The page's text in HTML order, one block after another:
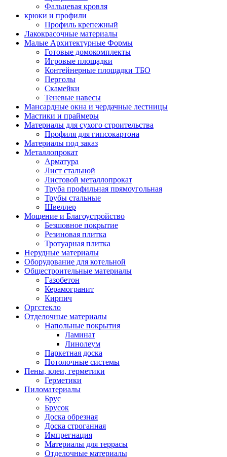
Фальцевая кровля
крюки и профили
Профиль крепежный
Лакокрасочные материалы
Малые Архитектурные Формы
Готовые домокомплекты
Игровые площадки
Контейнерные площадки ТБО
Перголы
Скамейки
Теневые навесы
Мансардные окна и чердачные лестницы
Мастики и праймеры
Материалы для сухого строительства
Профиля для гипсокартона
Материалы под заказ
Металлопрокат
Арматура
Лист стальной
Листовой металлопрокат
Труба профильная прямоугольная
Трубы стальные
Швеллер
Мощение и Благоустройство
Безшовное покрытие
Резиновая плитка
Тротуарная плитка
Нерудные материалы
Оборудование для котельной
Общестроительные материалы
Газобетон
Керамогранит
Кирпич
Оргстекло
Отделочные материалы
Напольные покрытия
Ламинат
Линолеум
Паркетная доска
Потолочные системы
Пены, клеи, герметики
Герметики
Пиломатериалы
Брус
Брусок
Доска обрезная
Доска строганная
Импрегнация
Материалы для террасы
Отделочные материалы